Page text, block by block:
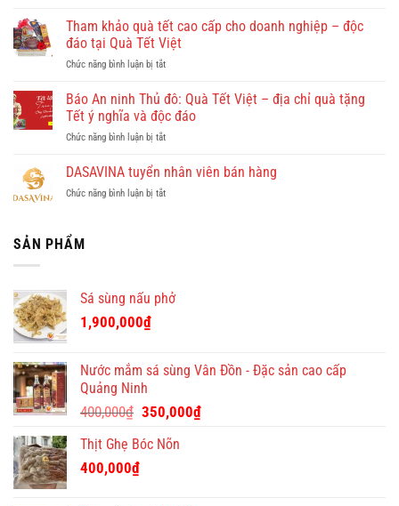
vu
khám
phá
Quy
cùng
Dulichkhatvongviet.com
Báo
Định
Online
việc
Hồng
Doan
–
ty
cho
giúp
theo
Tham khảo quà tết cao cấp cho doanh nghiệp – độc
đáo tại Quà Tết Việt
Chức năng bình luận bị tắtở
khảo
quà
tết
cao
cho
nghiệp
Tết
Việt
Báo An ninh Thủ đô: Quà Tết Việt – địa chỉ quà tặng
Tết ý nghĩa và độc đáo
Chức năng bình luận bị tắtở
An
Thủ
chỉ
nghĩa
độc
đáo
DASAVINA tuyển nhân viên bán hàng
Chức năng bình luận bị tắtở
SẢN PHẨM
Sá sùng nấu phở
1,900,000₫
Nước mắm sá sùng Vân Đồn - Đặc sản cao cấp
Quảng Ninh
400,000₫ Giá
là:
350,000₫Giá
Thịt Ghẹ Bóc Nõn
400,000₫